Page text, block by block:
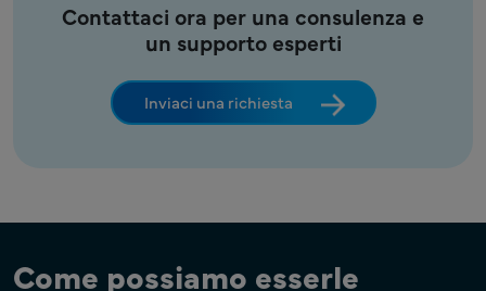
Contattaci ora per una consulenza e
un supporto esperti
Inviaci una richiesta
Come possiamo esserle